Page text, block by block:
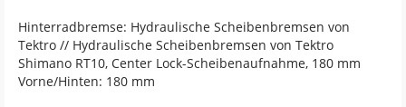
Hinterradbremse: Hydraulische Scheibenbremsen von
Tektro // Hydraulische Scheibenbremsen von Tektro
Shimano RT10, Center Lock-Scheibenaufnahme, 180 mm
Vorne/Hinten: 180 mm